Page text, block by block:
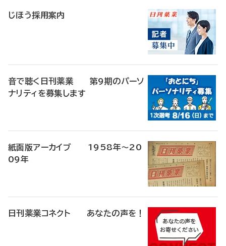
じほう採用案内
音で聴く日刊薬業 第9期のパーソ
ナリティを募集します
紙面版アーカイブ 1958年～20
09年
日刊薬業コネクト あなたの声を！